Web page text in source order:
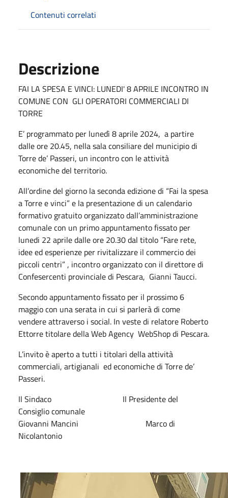
Contenuti correlati
Descrizione
FAI LA SPESA E VINCI: LUNEDI' 8 APRILE INCONTRO IN
COMUNE CON GLI OPERATORI COMMERCIALI DI
TORRE
E’ programmato per lunedì 8 aprile 2024, a partire
dalle ore 20.45, nella sala consiliare del municipio di
Torre de’ Passeri, un incontro con le attività
economiche del territorio.
All’ordine del giorno la seconda edizione di “Fai la spesa
a Torre e vinci” e la presentazione di un calendario
formativo gratuito organizzato dall’amministrazione
comunale con un primo appuntamento fissato per
lunedi 22 aprile dalle ore 20.30 dal titolo “Fare rete,
idee ed esperienze per rivitalizzare il commercio dei
piccoli centri” , incontro organizzato con il direttore di
Confesercenti provinciale di Pescara, Gianni Taucci.
Secondo appuntamento fissato per il prossimo 6
maggio con una serata in cui si parlerà di come
vendere attraverso i social. In veste di relatore Roberto
Ettorre titolare della Web Agency WebShop di Pescara.
L’invito è aperto a tutti i titolari della attività
commerciali, artigianali ed economiche di Torre de’
Passeri.
Il Sindaco Il Presidente del
Consiglio comunale
Giovanni Mancini Marco di
Nicolantonio